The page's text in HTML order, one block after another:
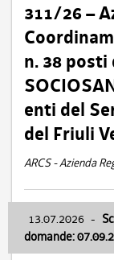
311/26 –
n. 38 posti
enti del
del Friuli
ARCS - Azienda
13.07.2026 -
domande: